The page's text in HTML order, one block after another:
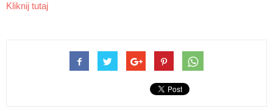
Kliknij tutaj